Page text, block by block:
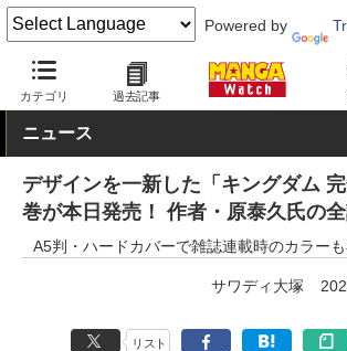
Powered by
カテゴリ 過去記事
MANGA Watch 青年 キングダム
ニュース
デザインを一新した「キングダム
巻が本日発売！ 作者・原泰久氏の
A5判・ハードカバーで雑誌連載時のカラーも
サワディ大塚
リスト